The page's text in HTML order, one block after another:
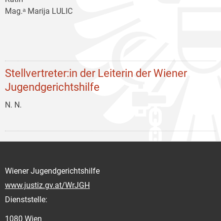
Mag.ᵃ Marija LULIC
Stellvertreter:in der Leiterin der Wiener
Jugendgerichtshilfe
N. N.
Wiener Jugendgerichtshilfe
www.justiz.gv.at/WrJGH
Dienststelle:
1080 Wien